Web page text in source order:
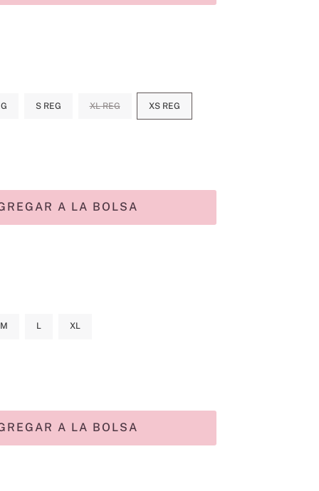
S REG XL REG XS REG
A LA BOLSA
M L XL
A LA BOLSA